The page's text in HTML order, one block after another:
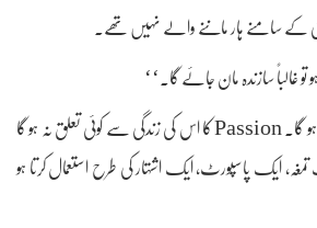
سامنے ہار ماننے والے نہیں تھے۔
تو غالباً سازندہ مان جائے گا۔‘‘
’’پھر وہ سازندہ Fake ہو گا۔ Passion کا اس کی زندگی سے کوئی تعلق نہ ہو گا
تمغہ، ایک پاسپورٹ، ایک اشتہار کی طرح استعمال کرتا ہو